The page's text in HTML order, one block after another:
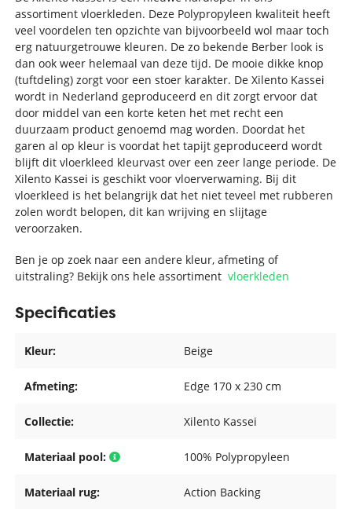
assortiment vloerkleden. Deze Polypropyleen kwaliteit heeft
veel voordelen ten opzichte van bijvoorbeeld wol maar toch
erg natuurgetrouwe kleuren. De zo bekende Berber look is
dan ook weer helemaal van deze tijd. De mooie dikke knop
(tuftdeling) zorgt voor een stoer karakter. De Xilento Kassei
wordt in Nederland geproduceerd en dit zorgt ervoor dat
door middel van een korte keten het met recht een
duurzaam product genoemd mag worden. Doordat het
garen al op kleur is voordat het tapijt geproduceerd wordt
blijft dit vloerkleed kleurvast over een zeer lange periode. De
Xilento Kassei is geschikt voor vloerverwaming. Bij dit
vloerkleed is het belangrijk dat het niet teveel met rubberen
zolen wordt belopen, dit kan wrijving en slijtage
veroorzaken.
Ben je op zoek naar een andere kleur, afmeting of
uitstraling? Bekijk ons hele assortimentvloerkleden
Specificaties
Kleur: Beige
Afmeting: Edge 170 x 230 cm
Collectie: Xilento Kassei
Materiaal pool: 100% Polypropyleen
Materiaal rug: Action Backing